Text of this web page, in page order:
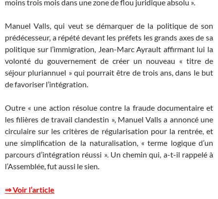
moins trois mois dans une zone de flou juridique absolu ».
Manuel Valls, qui veut se démarquer de la politique de son
prédécesseur, a répété devant les préfets les grands axes de sa
politique sur l’immigration, Jean-Marc Ayrault affirmant lui la
volonté du gouvernement de créer un nouveau « titre de
séjour pluriannuel » qui pourrait être de trois ans, dans le but
de favoriser l’intégration.
Outre « une action résolue contre la fraude documentaire et
les filières de travail clandestin », Manuel Valls a annoncé une
circulaire sur les critères de régularisation pour la rentrée, et
une simplification de la naturalisation, « terme logique d’un
parcours d’intégration réussi ». Un chemin qui, a-t-il rappelé à
l’Assemblée, fut aussi le sien.
⇒ Voir l’article